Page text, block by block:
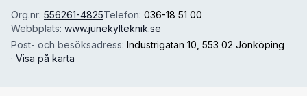
Org.nr: 556261-4825Telefon: 036-18 51 00
Webbplats: www.junekylteknik.se
Post- och besöksadress: Industrigatan 10 , 553 02 Jönköping
· Visa på karta